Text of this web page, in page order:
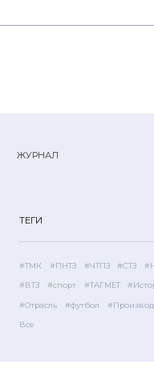
ЖУРНАЛ
ТЕГИ
#ТМК #ПНТЗ #ЧТПЗ #СТЗ
#ВТЗ #спорт #ТАГМЕТ
#Отрасль #футбол
Все